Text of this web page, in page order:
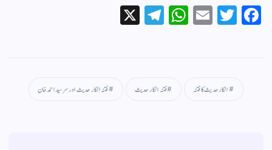
Fa
ce
T
wi
E
m
W
ha
pp
Te
le
m انکار حدیث کا فتنہ فتنہ انکار حدیث فتنہ انکار حدیث اور سر سید احمد خان